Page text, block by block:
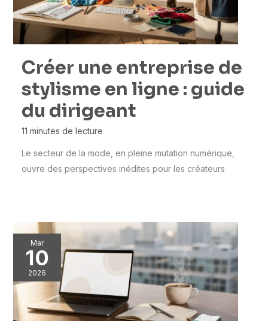
Créer une entreprise de
stylisme en ligne : guide
du dirigeant
11 minutes de lecture
Le secteur de la mode, en pleine mutation numérique,
ouvre des perspectives inédites pour les créateurs
Mar
10
2026